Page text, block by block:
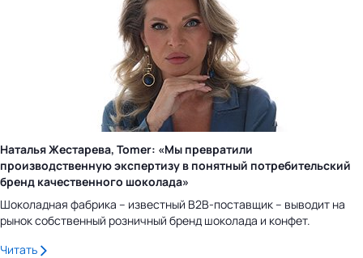
Наталья Жестарева, Tomer: «Мы превратили
производственную экспертизу в понятный потребительский
бренд качественного шоколада»
Шоколадная фабрика – известный B2B-поставщик – выводит на
рынок собственный розничный бренд шоколада и конфет.
Читать